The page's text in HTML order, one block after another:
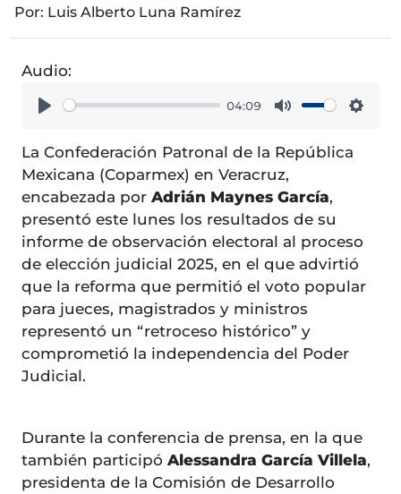
Por: Luis Alberto Luna Ramírez
Audio:
04:09
La Confederación Patronal de la República
Mexicana (Coparmex) en Veracruz,
encabezada por Adrián Maynes García,
presentó este lunes los resultados de su
informe de observación electoral al proceso
de elección judicial 2025, en el que advirtió
que la reforma que permitió el voto popular
para jueces, magistrados y ministros
representó un “retroceso histórico” y
comprometió la independencia del Poder
Judicial.
Durante la conferencia de prensa, en la que
también participó Alessandra García Villela,
presidenta de la Comisión de Desarrollo